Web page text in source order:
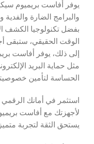
يوفر أفاست بريميوم
والبرامج الضارة والفدية
بفضل تكنولوجيا الكشف
الوقت الحقيقي، ستبقى
إلى ذلك، يوفر أفاست
مثل حماية البريد
الحساسة لتأمين
استثمر في أمانك
لأجهزتك مع أفاست
يستحق الثقة لتجربة